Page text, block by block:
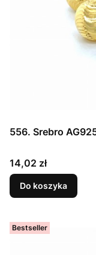
556. Srebro
Cena
14,02 zł
Do koszyka
Bestseller